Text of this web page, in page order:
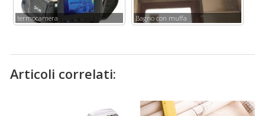
termocamera Bagno con muffa
Articoli correlati: